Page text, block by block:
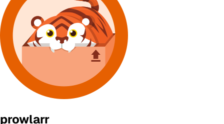
prowlarr